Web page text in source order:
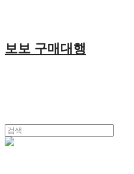
보보 구매대행